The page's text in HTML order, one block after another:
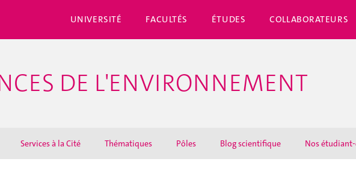
UNIVERSITÉ FACULTÉS ÉTUDES COLLABORATEURS
DE L'ENVIRONNEMENT
Services à la Cité Thématiques Pôles Blog scientifique Nos